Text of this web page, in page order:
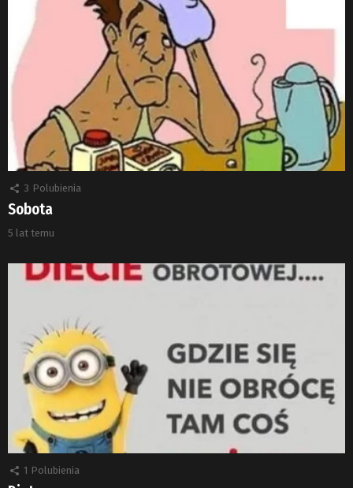
3 Polubienia
Sobota
5 lat temu
1 Polubienia